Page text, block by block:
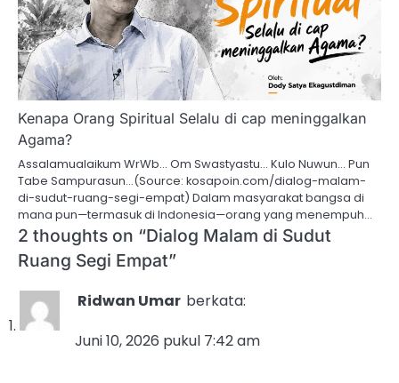
Kenapa Orang Spiritual Selalu di cap meninggalkan
Agama?
Assalamualaikum WrWb… Om Swastyastu… Kulo Nuwun… Pun
Tabe Sampurasun…(Source: kosapoin.com/dialog-malam-
di-sudut-ruang-segi-empat) Dalam masyarakat bangsa di
mana pun—termasuk di Indonesia—orang yang menempuh…
2 thoughts on “Dialog Malam di Sudut
Ruang Segi Empat”
Ridwan Umar berkata:
Juni 10, 2026 pukul 7:42 am